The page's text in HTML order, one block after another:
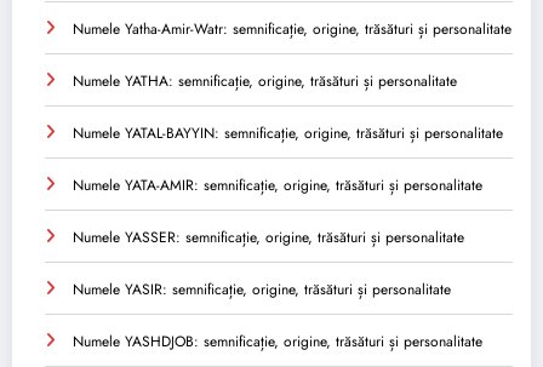
Numele Yatha-Amir-Watr: semnificație, origine, trăsături și personalitate
Numele YATHA: semnificație, origine, trăsături și personalitate
Numele YATAL-BAYYIN: semnificație, origine, trăsături și personalitate
Numele YATA-AMIR: semnificație, origine, trăsături și personalitate
Numele YASSER: semnificație, origine, trăsături și personalitate
Numele YASIR: semnificație, origine, trăsături și personalitate
Numele YASHDJOB: semnificație, origine, trăsături și personalitate